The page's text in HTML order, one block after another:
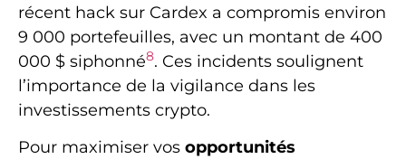
récent hack sur Cardex a compromis environ
9 000 portefeuilles, avec un montant de 400
000 $ siphonné8. Ces incidents soulignent
l’importance de la vigilance dans les
investissements crypto.
Pour maximiser vos opportunités